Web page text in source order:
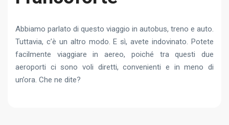
Abbiamo parlato di questo viaggio in autobus, treno e auto.
Tuttavia, c’è un altro modo. E sì, avete indovinato. Potete
facilmente viaggiare in aereo, poiché tra questi due
aeroporti ci sono voli diretti, convenienti e in meno di
un’ora. Che ne dite?